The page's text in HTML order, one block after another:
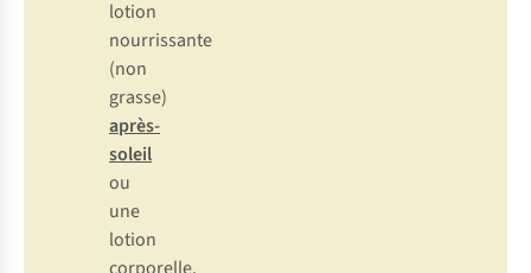
lotion
nourrissante
(non
grasse)
après-
soleil
ou
une
lotion